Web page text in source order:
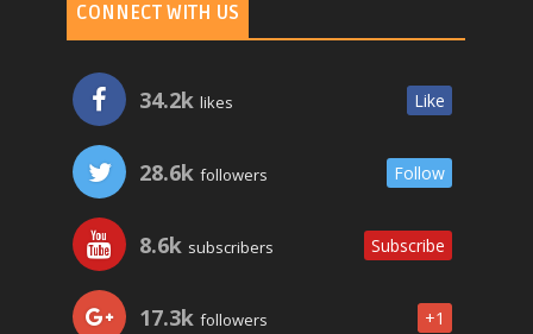
CONNECT WITH US
34.2k likes Like
28.6k followers Follow
8.6k subscribers Subscribe
17.3k followers +1